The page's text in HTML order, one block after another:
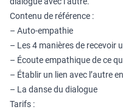
Contenu de référence :
– Auto-empathie
– Les 4 manières de recevoir
– Écoute empathique de ce
– Établir un lien avec l’autre
– La danse du dialogue
Tarifs :